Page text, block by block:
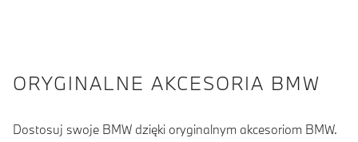
ORYGINALNE AKCESORIA BMW
Dostosuj swoje BMW dzięki oryginalnym akcesoriom BMW.